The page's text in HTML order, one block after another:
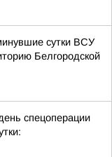
сутки ВСУ
Белгородской
спецоперации